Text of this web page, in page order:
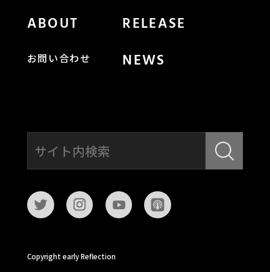
ABOUT RELEASE
お問い合わせ NEWS
Copyright early Reflection